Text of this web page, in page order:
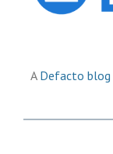
A Defacto blog